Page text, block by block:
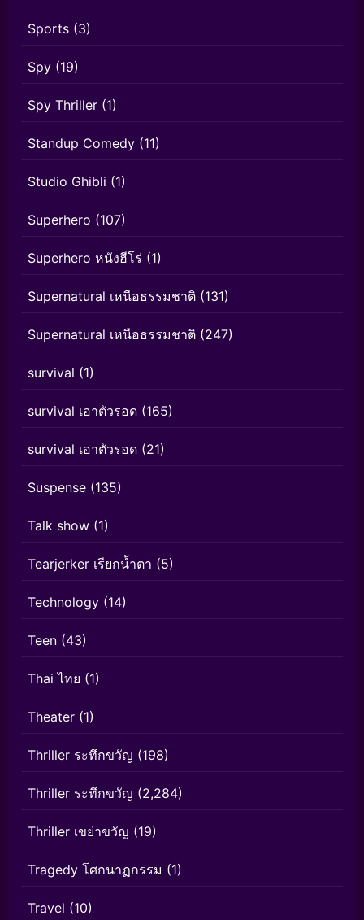
Sports (3)
Spy (19)
Spy Thriller (1)
Standup Comedy (11)
Studio Ghibli (1)
Superhero (107)
Superhero หนังฮีโร่ (1)
Supernatural เหนือธรรมชาติ (131)
Supernatural เหนือธรรมชาติ (247)
survival (1)
survival เอาตัวรอด (165)
survival เอาตัวรอด (21)
Suspense (135)
Talk show (1)
Tearjerker เรียกน้ำตา (5)
Technology (14)
Teen (43)
Thai ไทย (1)
Theater (1)
Thriller ระทึกขวัญ (198)
Thriller ระทึกขวัญ (2,284)
Thriller เขย่าขวัญ (19)
Tragedy โศกนาฏกรรม (1)
Travel (10)